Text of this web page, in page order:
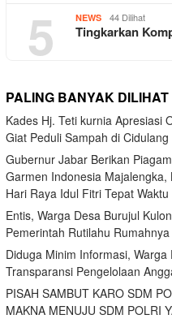
5 NEWS 44 Dilihat
Tingkarkan
PALING BANYAK DILIHAT
Kades Hj. Teti kurnia Apresiasi
Giat Peduli Sampah di
Gubernur Jabar Berikan
Garmen Indonesia
Hari Raya Idul Fitri Tepat Waktu
Entis, Warga Desa Burujul
Pemerintah Rutilahu
Diduga Minim Informasi,
Transparansi Pengelolaan
PISAH SAMBUT KARO SDM
MAKNA MENUJU SDM POLRI